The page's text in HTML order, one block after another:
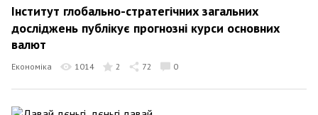
Інститут глобально-стратегічних загальних
досліджень публікує прогнозні курси основних
валют
Економіка 1014 2 72 0